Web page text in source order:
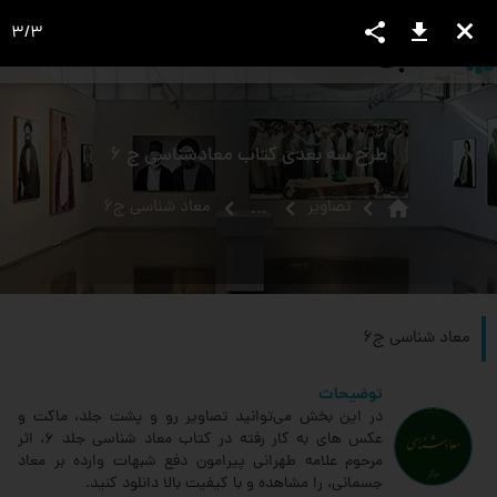
view_headline
طرح سه بعدی کتاب معادشناسی ج 6
home تصاویر ... معاد شناسی ج6
معاد شناسی ج6
توضیحات
در این بخش می‌توانید تصاویر رو و پشت جلد، ماکت و
عکس های به کار رفته در کتاب معاد شناسی جلد 6، اثر
مرحوم علامه طهرانی پیرامون دفع شبهات وارده بر معاد
جسمانی، را مشاهده و با کیفیت بالا دانلود کنید.
close
download
share
3/3